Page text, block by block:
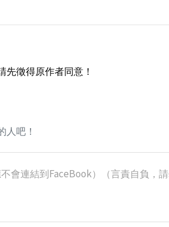
先徵得原作者同意！
人吧！
不會連結到FaceBook）（言責自負，